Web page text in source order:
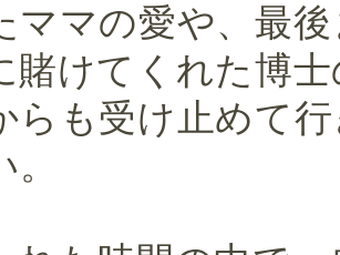
ママの愛や、最
賭けてくれた博
らも受け止めて